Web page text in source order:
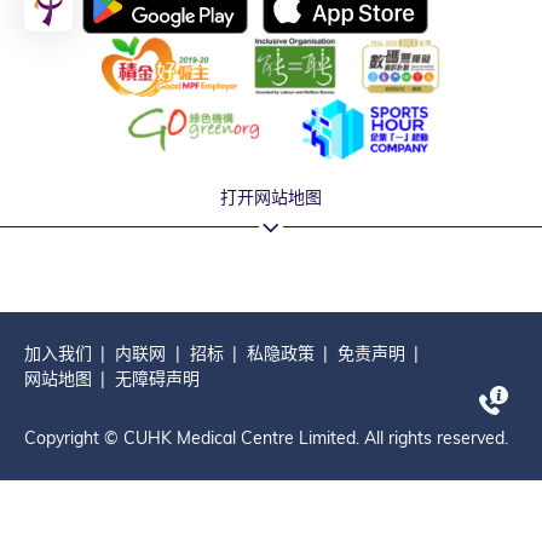
打开网站地图
加入我们 内联网 招标 私隐政策
免责声明
网站地图
无障碍声明
Copyright © CUHK Medical Centre Limited. All rights reserved.